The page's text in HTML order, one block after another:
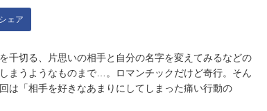
ェア
千切る、片思いの相手と自分の名字を変えてみるなどの
まうようなものまで…。ロマンチックだけど奇行。そん
は「相手を好きなあまりにしてしまった痛い行動の